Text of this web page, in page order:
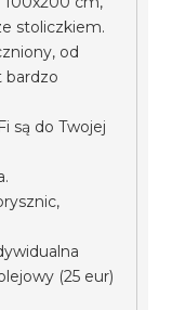
stoliczkiem.
od
bardzo
są do Twojej
(25 eur)